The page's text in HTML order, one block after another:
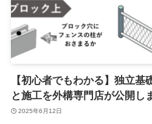
【初心者でもわかる】独立
と施工を外構専門店が公開し
2025年6月12日